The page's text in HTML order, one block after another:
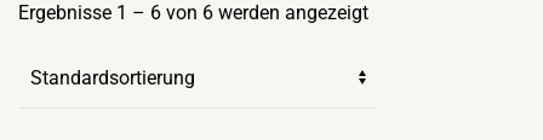
Ergebnisse 1 – 6 von 6 werden angezeigt